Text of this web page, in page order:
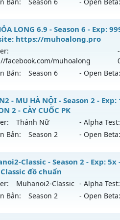
Non Reset
Mu Nguyên bản Webzen
Xshiel
Long Kiếm 19:00 - Boss liên
mới ra tháng 08 2026 - Mở
500x - Drop: 25%
loại: Mu Nguyên bản Webzen
VIP SHIELD
LONG 6.9 - Season 6 - Exp:
https://muhoalong.pro
facebook.com/muhoalong
Bản:
Season 6 - Open Beta:
LONG 6.9 - 🌍 Website:
ra tháng 08 2026 - Mở máy
03/08/2626
Non Reset
Mu Nguyên bản Webzen
XShield
- MU HÀ NỘI - Season 2 -
2 - CÀY CUỐC PK
Thánh Nữ - Alpha Test:
Bản:
Season 2 - Open Beta:
- MU HÀ NỘI - Mu
mới ra tháng 08 2026 - Mở
150x - Drop: 10%
Classic - Season 2 - Exp:
đồ chuẩn
Muhanoi2-Classic - Alpha Test:
Bản:
Season 2 - Open Beta: